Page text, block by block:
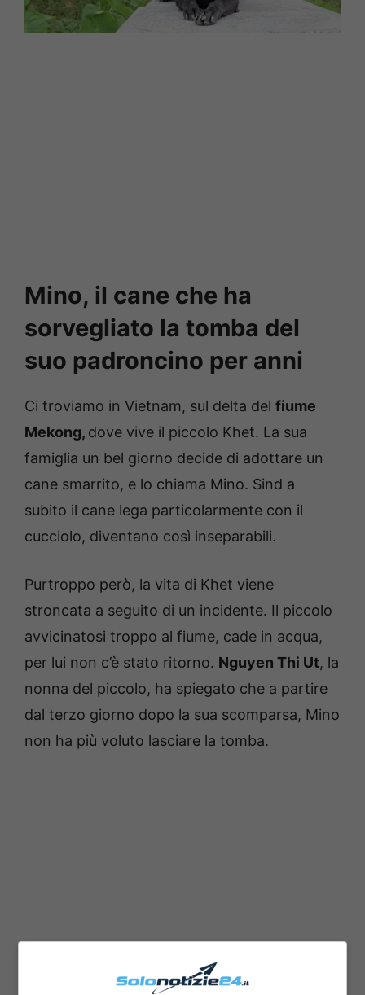
Mino, il cane che ha
sorvegliato la tomba del
suo padroncino per anni
Ci troviamo in Vietnam, sul delta del fiume
Mekong, dove vive il piccolo Khet. La sua
famiglia un bel giorno decide di adottare un
cane smarrito, e lo chiama Mino. Sind a
subito il cane lega particolarmente con il
cucciolo, diventano così inseparabili.
Purtroppo però, la vita di Khet viene
stroncata a seguito di un incidente. Il piccolo
avvicinatosi troppo al fiume, cade in acqua,
per lui non c’è stato ritorno. Nguyen Thi Ut, la
nonna del piccolo, ha spiegato che a partire
dal terzo giorno dopo la sua scomparsa, Mino
non ha più voluto lasciare la tomba.